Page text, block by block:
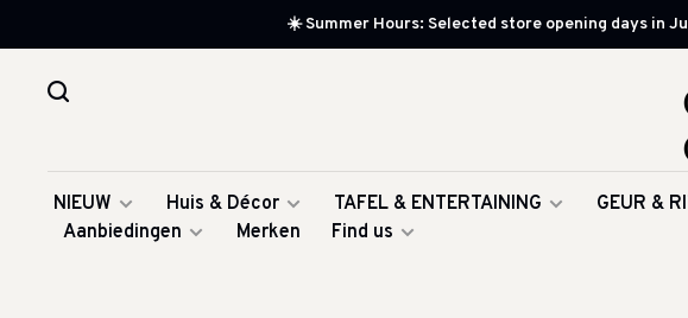
☀️ Summer Hours: Selected store opening days in
NIEUW Huis & Décor TAFEL & ENTERTAINING GEUR &
Aanbiedingen
Merken Find us